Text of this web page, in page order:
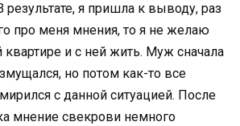
я пришла к выводу, раз
про меня мнения, то я не желаю
и с ней жить. Муж сначала
но потом как-то все
с данной ситуацией. После
мнение свекрови немного